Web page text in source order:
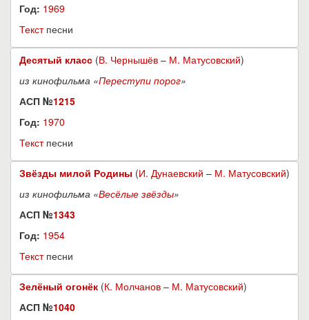
Год: 1969
Текстпесни
Десятый класс (В. Чернышёв – М. Матусовский)
из кинофильма «Переступи порог»
АСП №1215
Год: 1970
Текстпесни
Звёзды милой Родины (И. Дунаевский – М. Матусовский)
из кинофильма «Весёлые звёзды»
АСП №1343
Год: 1954
Текстпесни
Зелёный огонёк (К. Молчанов – М. Матусовский)
АСП №1040